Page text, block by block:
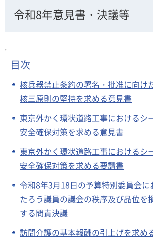
令和8年意見書・決議等
目次
核兵器禁止条約の署名・批准に向け
核三原則の堅持を求める意見書
東京外かく環状道路工事におけるシ
安全確保対策を求める意見書
東京外かく環状道路工事におけるシ
安全確保対策を求める要請書
令和8年3月18日の予算特別委員会に
たろう議員の議会の秩序及び品位を
する問責決議
訪問介護の基本報酬の引上げを求め